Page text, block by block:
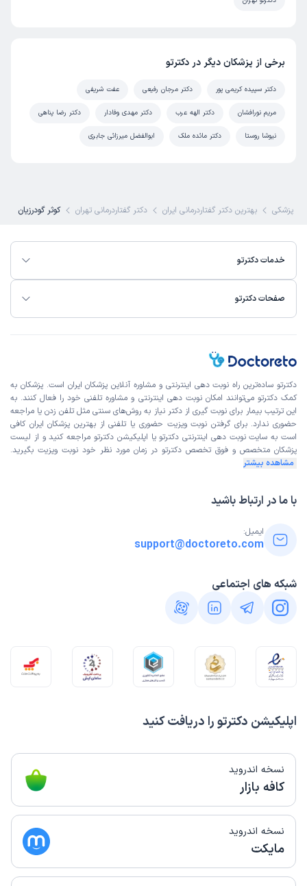
برخی از پزشکان دیگر در دکترتو
دکتر سپیده کریمی پور دکتر مرجان رفیعی عفت شریفی
مریم نورافشان دکتر الهه عرب دکتر مهدی وفادار دکتر رضا پناهی
نیوشا روستا دکتر مائده ملک ابوالفضل میرزائی جابری
پزشکی بهترین دکتر گفتاردرمانی ایران دکتر گفتاردرمانی تهران کوثر گودرزیان
خدمات دکترتو
صفحات دکترتو
اپلیکیشن دکترتو را دریافت کنید
نسخه اندروید
کافه بازار
نسخه اندروید
مایکت
دکترتو ساده‌ترین راه نوبت‌ دهی اینترنتی و مشاوره آنلاین پزشکان ایران است. پزشکان به
کمک دکترتو می‌توانند امکان نوبت دهی اینترنتی و مشاوره تلفنی خود را فعال کنند. به
این ترتیب بیمار برای نوبت گیری از دکتر نیاز به روش‌های سنتی مثل تلفن زدن یا مراجعه
حضوری ندارد. برای گرفتن نوبت ویزیت حضوری یا تلفنی از بهترین پزشکان ایران کافی
است به سایت نوبت دهی اینترنتی دکترتو یا اپلیکیشن دکترتو مراجعه کنید و از لیست
پزشکان متخصص و فوق تخصص دکترتو در زمان مورد نظر خود نوبت ویزیت بگیرید.
مشاهده بیشتر
با ما در ارتباط باشید
ایمیل:
support@doctoreto.com
شبکه های اجتماعی